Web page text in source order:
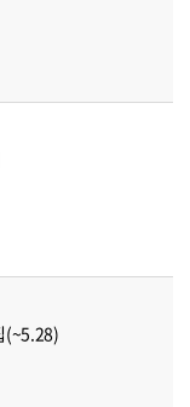
(~5.28)